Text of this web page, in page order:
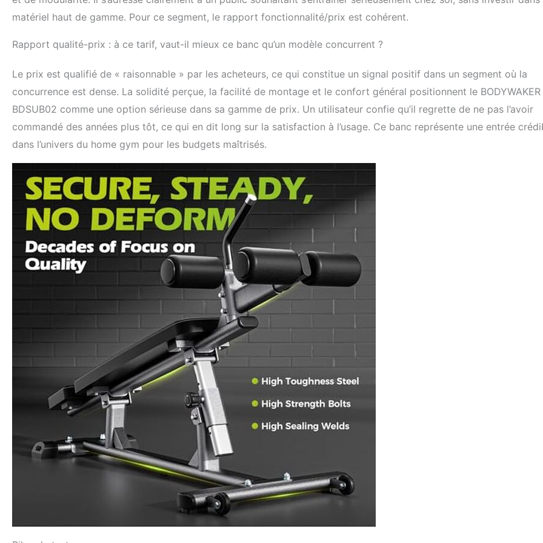
matériel haut de gamme. Pour ce segment, le rapport fonctionnalité/prix est cohérent.
Rapport qualité-prix : à ce tarif, vaut-il mieux ce banc qu’un modèle concurrent ?
Le prix est qualifié de « raisonnable » par les acheteurs, ce qui constitue un signal positif dans un segment où la
concurrence est dense. La solidité perçue, la facilité de montage et le confort général positionnent le BODYWAKER
BDSUB02 comme une option sérieuse dans sa gamme de prix. Un utilisateur confie qu’il regrette de ne pas l’avoir
commandé des années plus tôt, ce qui en dit long sur la satisfaction à l’usage. Ce banc représente une entrée
dans l’univers du home gym pour les budgets maîtrisés.